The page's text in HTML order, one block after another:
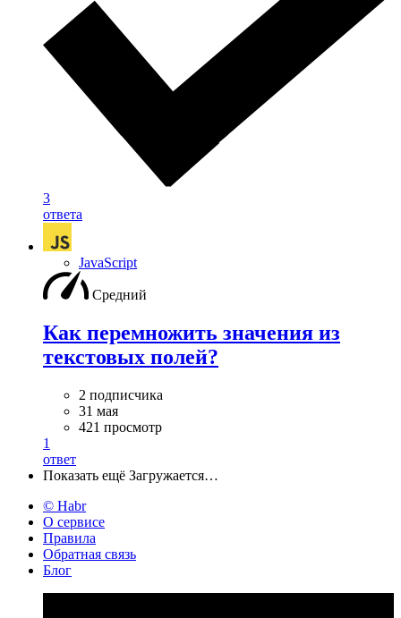
3
ответа
JavaScript
Средний
Как перемножить значения из
текстовых полей?
2 подписчика
31 мая
421 просмотр
1
ответ
Показать ещё Загружается…
© Habr
О сервисе
Правила
Обратная связь
Блог